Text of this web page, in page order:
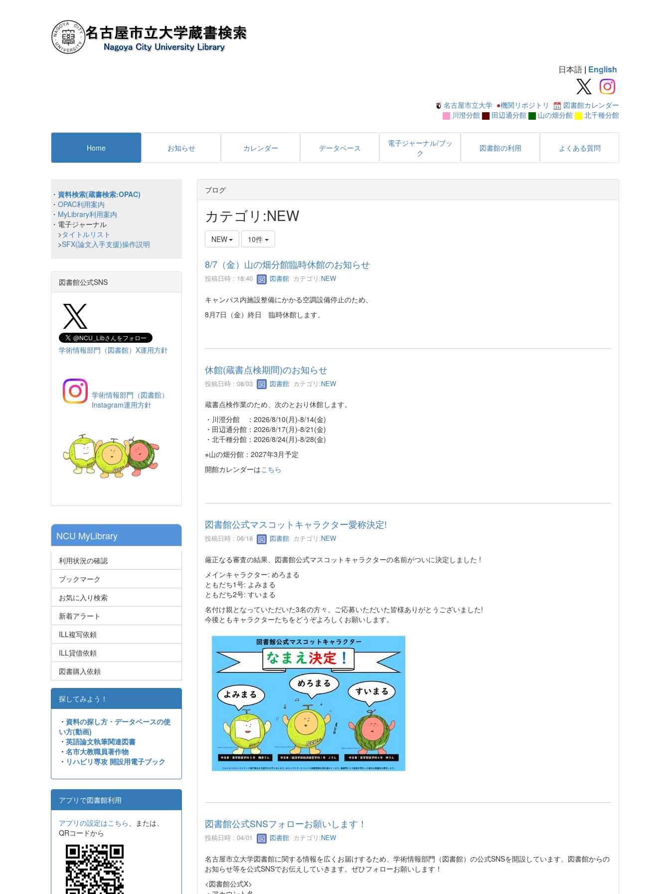
日本語 | English
名古屋市立大学 ●機関リポジトリ
図書館カレンダー
川澄分館
田辺通分館 山の畑分館 北千種分館
Home お知らせ カレンダー データベース
電子ジャーナル/ブッ
ク
図書館の利用 よくある質問
ブログ
カテゴリ:NEW
NEW 10件
8/7（金）山の畑分館臨時休館のお知らせ
投稿日時 : 18:40 図書館カテゴリ:NEW
キャンパス内施設整備にかかる空調設備停止のため、
8月7日（金）終日 臨時休館します。
休館(蔵書点検期間)のお知らせ
投稿日時 : 08/03 図書館カテゴリ:NEW
蔵書点検作業のため、次のとおり休館します。
・川澄分館 ：2026/8/10(月)-8/14(金)
・田辺通分館：2026/8/17(月)-8/21(金)
・北千種分館：2026/8/24(月)-8/28(金)
※山の畑分館：2027年3月予定
開館カレンダーはこちら
図書館公式マスコットキャラクター愛称決定!
投稿日時 : 06/18 図書館カテゴリ:NEW
厳正なる審査の結果、図書館公式マスコットキャラクターの名前がついに決定しました !
メインキャラクター: めろまる
ともだち1号: よみまる
ともだち2号: すいまる
名付け親となっていただいた3名の方々、ご応募いただいた皆様ありがとうございました!
今後ともキャラクターたちをどうぞよろしくお願いします。
図書館公式SNSフォローお願いします！
投稿日時 : 04/01 図書館カテゴリ:NEW
名古屋市立大学図書館に関する情報を広くお届けするため、学術情報部門（図書館）の公式SNSを開設しています。図書館からの
お知らせ等を公式SNSでお伝えしていきます。ぜひフォローお願いします！
<図書館公式X>
・ 資料検索(蔵書検索:OPAC)
・ OPAC利用案内
・ MyLibrary利用案内
・電子ジャーナル
>タイトルリスト
>SFX(論文入手支援)操作説明
図書館公式SNS
学術情報部門（図書館）X運用方針
学術情報部門（図書館）
Instagram運用方針
NCU MyLibrary
利用状況の確認
ブックマーク
お気に入り検索
新着アラート
ILL複写依頼
ILL貸借依頼
図書購入依頼
探してみよう！
・ 資料の探し方・データベースの使
い方(動画)
・ 英語論文執筆関連図書
・ 名市大教職員著作物
・ リハビリ専攻 開設用電子ブック
アプリで図書館利用
アプリの設定はこちら、または、
QRコードから